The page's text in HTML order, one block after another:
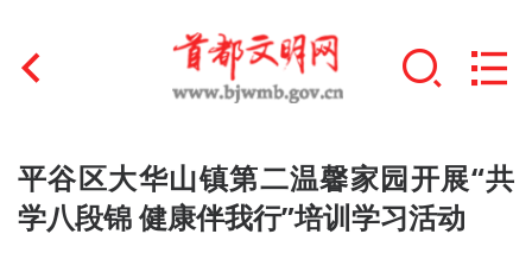
首页
文明创建
平谷区大华山镇第二温馨家园开展“共
学八段锦 健康伴我行”培训学习活动